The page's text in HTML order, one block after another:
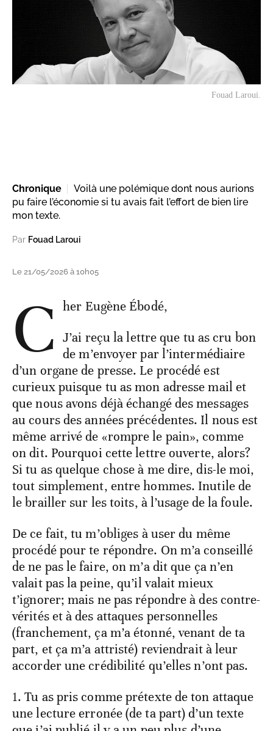
Fouad Laroui.
Chronique
Voilà une polémique dont nous aurions
pu faire l’économie si tu avais fait l’effort de bien lire
mon texte.
Par Fouad Laroui
Le 21/05/2026 à 10h05
C her Eugène Ébodé,
J’ai reçu la lettre que tu as cru bon
de m’envoyer par l’intermédiaire
d’un organe de presse. Le procédé est
curieux puisque tu as mon adresse mail et
que nous avons déjà échangé des messages
au cours des années précédentes. Il nous est
même arrivé de «rompre le pain», comme
on dit. Pourquoi cette lettre ouverte, alors?
Si tu as quelque chose à me dire, dis-le moi,
tout simplement, entre hommes. Inutile de
le brailler sur les toits, à l’usage de la foule.
De ce fait, tu m’obliges à user du même
procédé pour te répondre. On m’a conseillé
de ne pas le faire, on m’a dit que ça n’en
valait pas la peine, qu’il valait mieux
t’ignorer; mais ne pas répondre à des contre-
vérités et à des attaques personnelles
(franchement, ça m’a étonné, venant de ta
part, et ça m’a attristé) reviendrait à leur
accorder une crédibilité qu’elles n’ont pas.
1. Tu as pris comme prétexte de ton attaque
une lecture erronée (de ta part) d’un texte